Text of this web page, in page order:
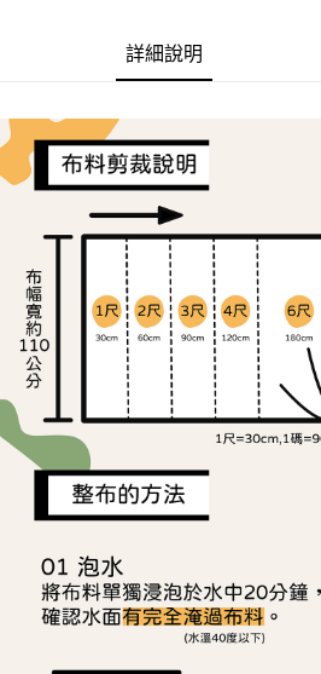
１．簡單：不需註冊會員、不需綁卡、不需儲
３．安心：先確認商品／服務後，再付款。
【「AFTEE先享後付」結帳流程】
１．於結帳方式選擇「AFTEE先享後付」後
結帳頁面，進行簡訊認證並確認金額後，即可
２．訂單成立數日內，您將收到繳費通知簡訊
３．收到繳費通知簡訊後14天內，點擊此簡
ATM／網路銀行／等多元方式進行付款，方視
※ 請注意：結帳手續完成當下不需立刻繳費
購買商品的店家。未經商家同意取消之訂單仍
後付繳納相關費用。
※ 交易是否成功請以「AFTEE先享後付 」之
是否繳費成功／繳費後需取消欲退款等相關
客戶支援中心」 https://
【注意事項】
１．透過由恩沛科技股份有限公司提供之「
易，需依本服務之必要範圍內提供個人資料
權轉讓予恩沛科技股份有限公司。
https://aftee.tw/terms/#terms3
３．未成年的使用者請事先徵得法定代理人
「AFTEE先享後付」，若未經同意申辦者引
任。
４．使用「AFTEE先享後付」時，將依據個
時審查核予不同之上限額度；若仍有額度不
全家取貨付款
每筆NT$65，滿NT$1,500(含以上)免運費
每筆NT$65，滿NT$1,500(含以上)免運
宅配
每筆NT$150，滿NT$1,500(含以上)免運
離島宅配
每筆NT$240
詳細說明